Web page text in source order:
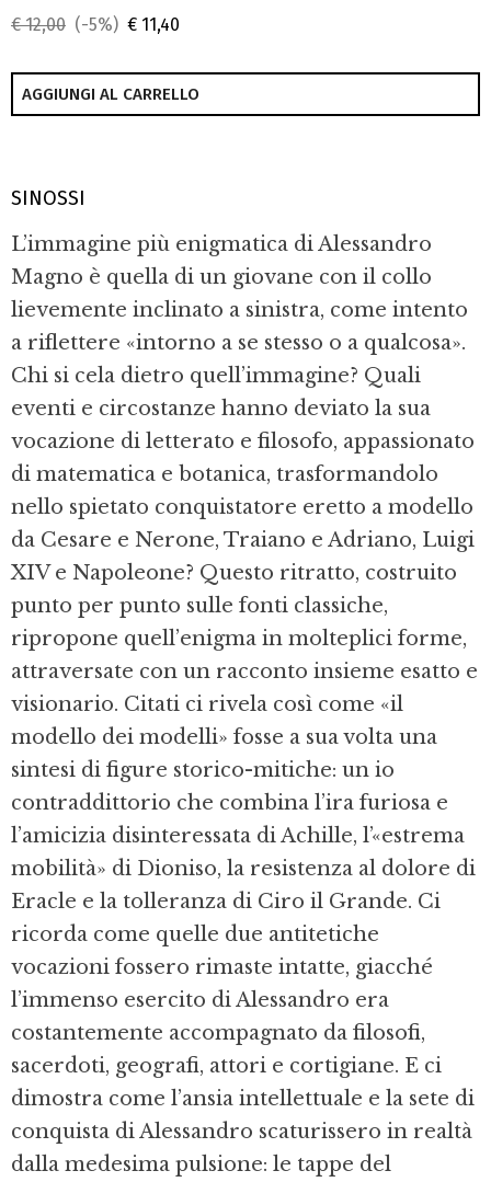
€ 12,00 (-5%) € 11,40
AGGIUNGI AL CARRELLO
SINOSSI
L’immagine più enigmatica di Alessandro
Magno è quella di un giovane con il collo
lievemente inclinato a sinistra, come intento
a riflettere «intorno a se stesso o a qualcosa».
Chi si cela dietro quell’immagine? Quali
eventi e circostanze hanno deviato la sua
vocazione di letterato e filosofo, appassionato
di matematica e botanica, trasformandolo
nello spietato conquistatore eretto a modello
da Cesare e Nerone, Traiano e Adriano, Luigi
XIV e Napoleone? Questo ritratto, costruito
punto per punto sulle fonti classiche,
ripropone quell’enigma in molteplici forme,
attraversate con un racconto insieme esatto e
visionario. Citati ci rivela così come «il
modello dei modelli» fosse a sua volta una
sintesi di figure storico-mitiche: un io
contraddittorio che combina l’ira furiosa e
l’amicizia disinteressata di Achille, l’«estrema
mobilità» di Dioniso, la resistenza al dolore di
Eracle e la tolleranza di Ciro il Grande. Ci
ricorda come quelle due antitetiche
vocazioni fossero rimaste intatte, giacché
l’immenso esercito di Alessandro era
costantemente accompagnato da filosofi,
sacerdoti, geografi, attori e cortigiane. E ci
dimostra come l’ansia intellettuale e la sete di
conquista di Alessandro scaturissero in realtà
dalla medesima pulsione: le tappe del